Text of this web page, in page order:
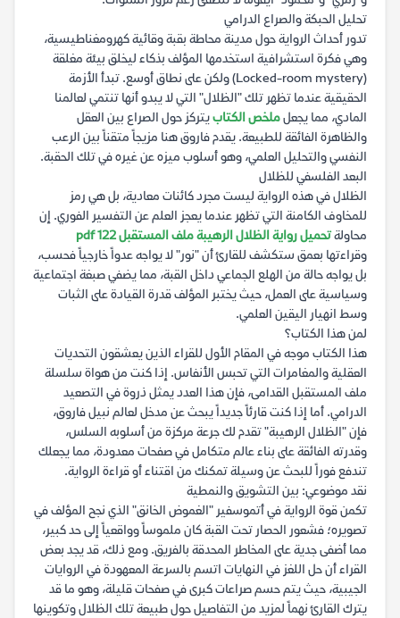
تحليل الحبكة والصراع الدرامي
تدور أحداث الرواية حول مدينة محاطة بقبة وقائية كهرومغناطيسية،
وهي فكرة استشرافية استخدمها المؤلف بذكاء ليخلق بيئة مغلقة
(Locked-room mystery) ولكن على نطاق أوسع. تبدأ الأزمة
الحقيقية عندما تظهر تلك "الظلال" التي لا يبدو أنها تنتمي لعالمنا
المادي، مما يجعلملخص الكتابيتركز حول الصراع بين العقل
والظاهرة الفائقة للطبيعة. يقدم فاروق هنا مزيجاً متقناً بين الرعب
النفسي والتحليل العلمي، وهو أسلوب ميزه عن غيره في تلك الحقبة.
البعد الفلسفي للظلال
الظلال في هذه الرواية ليست مجرد كائنات معادية، بل هي رمز
للمخاوف الكامنة التي تظهر عندما يعجز العلم عن التفسير الفوري. إن
محاولةتحميل رواية الظلال الرهيبة ملف المستقبل 122 pdf
وقراءتها بعمق ستكشف للقارئ أن "نور" لا يواجه عدواً خارجياً فحسب،
بل يواجه حالة من الهلع الجماعي داخل القبة، مما يضفي صبغة اجتماعية
وسياسية على العمل، حيث يختبر المؤلف قدرة القيادة على الثبات
وسط انهيار اليقين العلمي.
لمن هذا الكتاب؟
هذا الكتاب موجه في المقام الأول للقراء الذين يعشقون التحديات
العقلية والمغامرات التي تحبس الأنفاس. إذا كنت من هواة سلسلة
ملف المستقبل القدامى، فإن هذا العدد يمثل ذروة في التصعيد
الدرامي. أما إذا كنت قارئاً جديداً يبحث عن مدخل لعالم نبيل فاروق،
فإن "الظلال الرهيبة" تقدم لك جرعة مركزة من أسلوبه السلس،
وقدرته الفائقة على بناء عالم متكامل في صفحات معدودة، مما يجعلك
تندفع فوراً للبحث عن وسيلة تمكنك من اقتناء أو قراءة الرواية.
نقد موضوعي: بين التشويق والنمطية
تكمن قوة الرواية في أتموسفير "الغموض الخانق" الذي نجح المؤلف في
تصويره؛ فشعور الحصار تحت القبة كان ملموساً وواقعياً إلى حد كبير،
مما أضفى جدية على المخاطر المحدقة بالفريق. ومع ذلك، قد يجد بعض
القراء أن حل اللغز في النهايات اتسم بالسرعة المعهودة في الروايات
الجيبية، حيث يتم حسم صراعات كبرى في صفحات قليلة، وهو ما قد
يترك القارئ نهماً لمزيد من التفاصيل حول طبيعة تلك الظلال وتكوينها